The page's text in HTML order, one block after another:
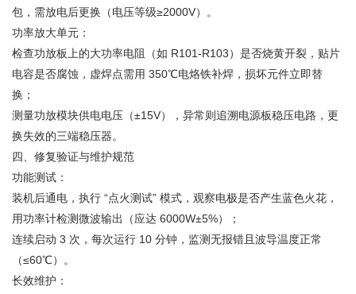
包，需放电后更换（电压等级≥2000V）。
功率放大单元：
检查功放板上的大功率电阻（如 R101-R103）是否烧黄开裂，贴片
电容是否腐蚀，虚焊点需用 350℃电烙铁补焊，损坏元件立即替
换；
测量功放模块供电电压（±15V），异常则追溯电源板稳压电路，更
换失效的三端稳压器。
四、修复验证与维护规范
功能测试：
装机后通电，执行 “点火测试” 模式，观察电极是否产生蓝色火花，
用功率计检测微波输出（应达 6000W±5%）；
连续启动 3 次，每次运行 10 分钟，监测无报错且波导温度正常
（≤60℃）。
长效维护：